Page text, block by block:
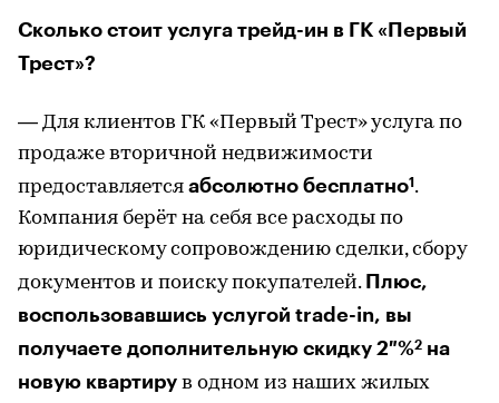
Сколько стоит услуга трейд-ин в ГК «Первый
Трест»?
— Для клиентов ГК «Первый Трест» услуга по
продаже вторичной недвижимости
предоставляется абсолютно бесплатно1 .
Компания берёт на себя все расходы по
юридическому сопровождению сделки, сбору
документов и поиску покупателей. Плюс,
воспользовавшись услугой trade-in, вы
получаете дополнительную скидку 2 %2 на
новую квартиру в одном из наших жилых